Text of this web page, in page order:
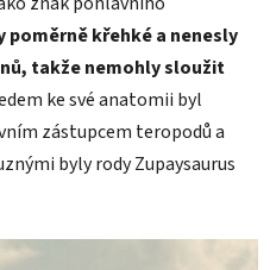
poměrně křehké a nenesly
takže nemohly sloužit
ke své anatomii byl
zástupcem teropodů a
byly rody Zupaysaurus